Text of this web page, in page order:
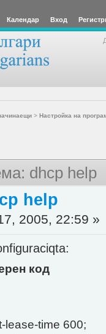
Календар Вход
> Настройка на
dhcp help
help
2005, 22:59 »
код
lease-time 600;